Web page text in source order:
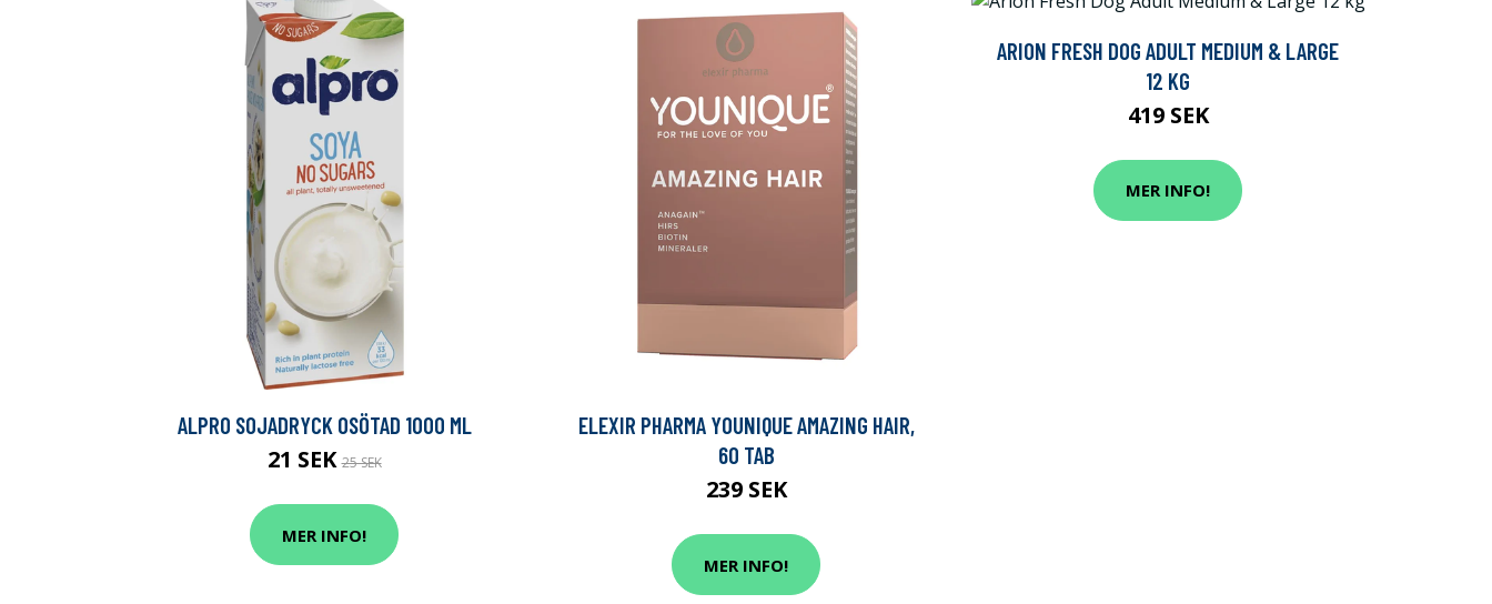
ALPRO SOJADRYCK OSÖTAD 1000 ML
21 SEK25 SEK
MER INFO!
ELEXIR PHARMA YOUNIQUE AMAZING HAIR,
60 TAB
239 SEK
MER INFO!
ARION FRESH DOG ADULT MEDIUM & LARGE
12 KG
419 SEK
MER INFO!